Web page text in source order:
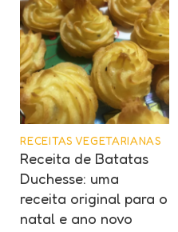
RECEITAS VEGETARIANAS
Receita de Batatas
Duchesse: uma
receita original para o
natal e ano novo